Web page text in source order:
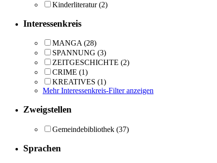
Kinderliteratur (2)
Interessenkreis
MANGA (28)
SPANNUNG (3)
ZEITGESCHICHTE (2)
CRIME (1)
KREATIVES (1)
Mehr Interessenkreis-Filter anzeigen
Zweigstellen
Gemeindebibliothek (37)
Sprachen